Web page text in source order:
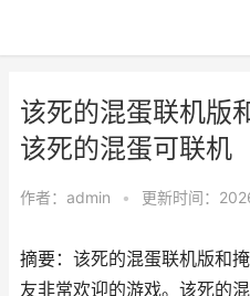
该死的混蛋联机版
该死的混蛋可联机
作者： admin • 更新时间：
摘要：该死的混蛋联机版和
友非常欢迎的游戏。该死的